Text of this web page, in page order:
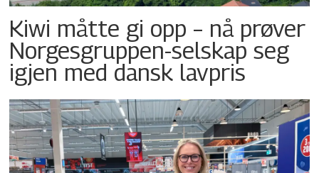
Kiwi måtte gi opp – nå prøver
Norgesgruppen-selskap seg
igjen med dansk lavpris